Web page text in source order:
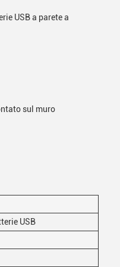
USB a parete a
sul muro
USB